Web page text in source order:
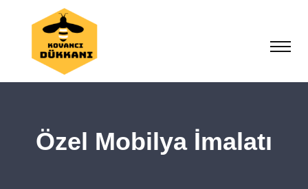
Özel Mobilya İmalatı